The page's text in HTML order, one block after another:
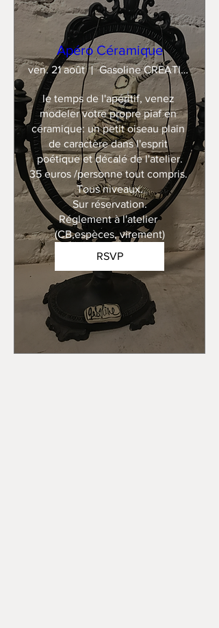
Apéro Céramique
ven. 21 août Gasoline CREATION
le temps de l'apéritif, venez
modeler votre propre piaf en
céramique: un petit oiseau plain
de caractère dans l'esprit
poétique et décalé de l'atelier.
35 euros /personne tout compris.
Tous niveaux.
Sur réservation.
Réglement à l'atelier
(CB,espèces, virement)
RSVP